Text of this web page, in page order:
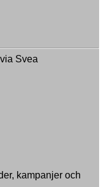
kampanjer och